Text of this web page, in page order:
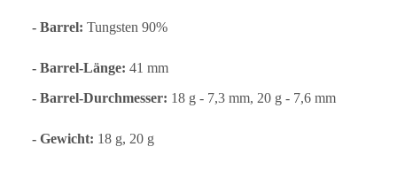
- Barrel: Tungsten 90%
- Barrel-Länge: 41 mm
- Barrel-Durchmesser: 18 g - 7,3 mm, 20 g - 7,6 mm
- Gewicht: 18 g, 20 g